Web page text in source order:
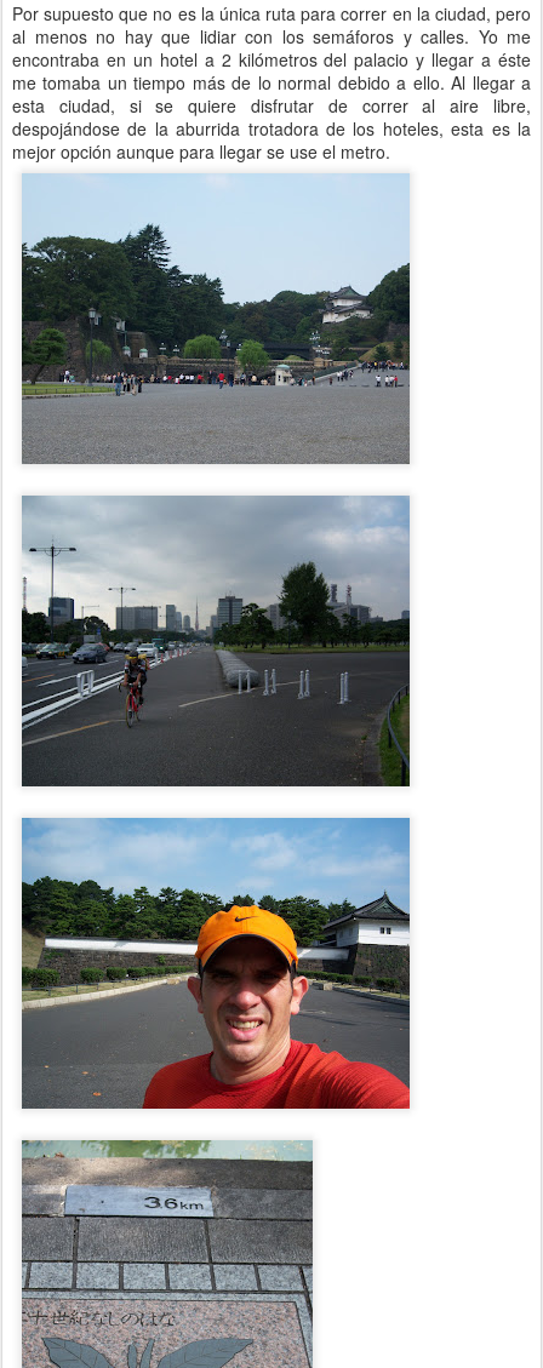
Por supuesto que no es la única ruta para correr en la ciudad, pero
al menos no hay que lidiar con los semáforos y calles. Yo me
encontraba en un hotel a 2 kilómetros del palacio y llegar a éste
me tomaba un tiempo más de lo normal debido a ello. Al llegar a
esta ciudad, si se quiere disfrutar de correr al aire libre,
despojándose de la aburrida trotadora de los hoteles, esta es la
mejor opción aunque para llegar se use el metro.